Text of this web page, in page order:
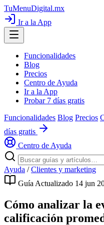
TuMenuDigital.mx
Ir a la App
Funcionalidades
Blog
Precios
Centro de Ayuda
Ir a la App
Probar 7 días gratis
Funcionalidades Blog Precios
días gratis
Centro de Ayuda
Ayuda / Clientes y marketing
Guía Actualizado 14 jun
Cómo analizar la
calificación